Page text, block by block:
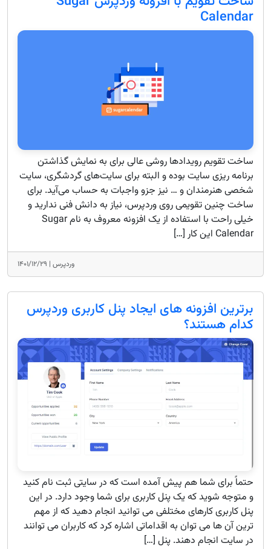
Calendar
ساخت تقویم رویدادها روشی عالی برای به نمایش‌ گذاشتن
برنامه ریزی سایت بوده و البته برای سایت‌های گردشگری، سایت
شخصی هنرمندان و … نیز جزو واجبات به حساب می‌آید. برای
ساخت چنین تقویمی روی وردپرس، نیاز به دانش فنی ندارید و
خیلی راحت با استفاده از یک افزونه معروف به نام Sugar
Calendar این کار […]
وردپرس | ۱۴۰۱/۱۲/۲۹
برترین افزونه های ایجاد پنل کاربری وردپرس
کدام هستند؟
حتماً برای شما هم پیش آمده است که در سایتی ثبت نام کنید
و متوجه شوید که یک پنل کاربری برای شما وجود دارد. در این
پنل کاربری کارهای مختلفی می توانید انجام دهید که از مهم
ترین آن ها می توان به اقداماتی اشاره کرد که کاربران می توانند
در سایت انجام دهند. پنل […]